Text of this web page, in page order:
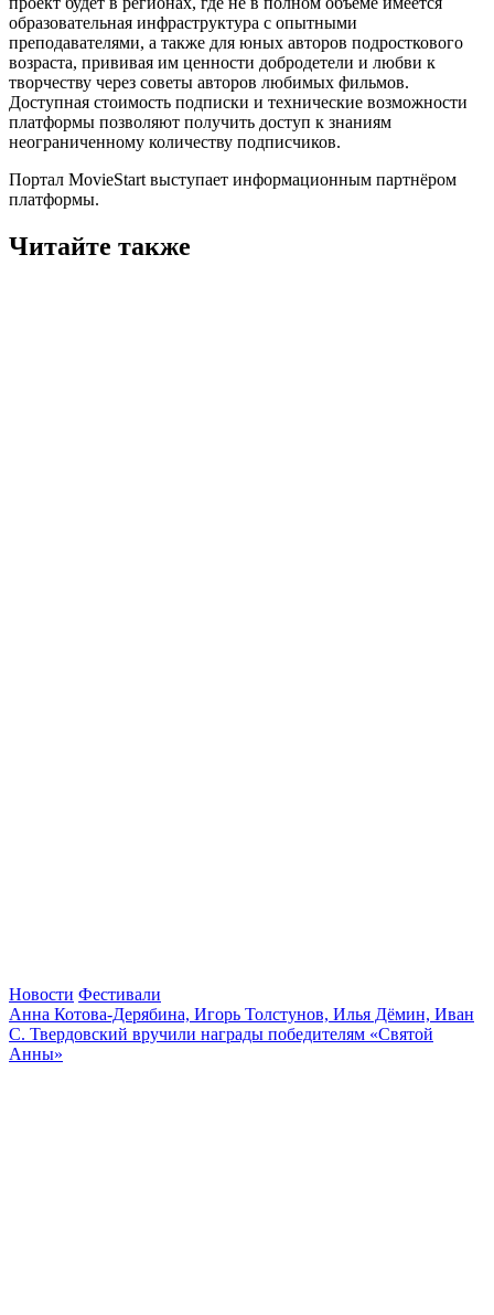
образовательная инфраструктура с опытными
преподавателями, а также для юных авторов подросткового
возраста, прививая им ценности добродетели и любви к
творчеству через советы авторов любимых фильмов.
Доступная стоимость подписки и технические возможности
платформы позволяют получить доступ к знаниям
неограниченному количеству подписчиков.
Портал MovieStart выступает информационным партнёром
платформы.
Читайте также
Новости Фестивали
Анна Котова-Дерябина, Игорь Толстунов, Илья Дёмин, Иван
С. Твердовский вручили награды победителям «Святой
Анны»